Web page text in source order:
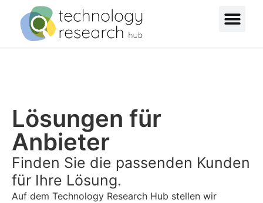
Lösungen für
Anbieter
Finden Sie die passenden Kunden
für Ihre Lösung.
Auf dem Technology Research Hub stellen wir